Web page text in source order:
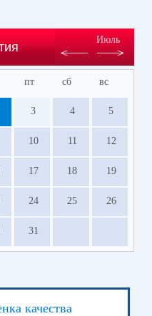
Июль
пт сб вс
3 4 5
10 11 12
17 18 19
24 25 26
31
качества